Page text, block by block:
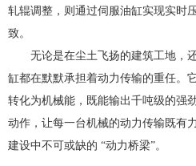
轧辊调整，则通过伺服油缸实现实时
致。
无论是在尘土飞扬的建筑工地，
缸都在默默承担着动力传输的重任。
转化为机械能，既能输出千吨级的强
动作，让每一台机械的动力传输既有
建设中不可或缺的 “动力桥梁”。